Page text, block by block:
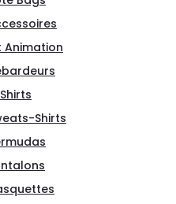
Animation
Shirts